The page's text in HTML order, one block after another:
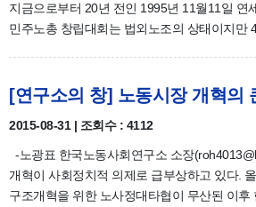
지금으로부터 20년 전인 1995년 11월11일 연
민주노총 창립대회는 법외노조의 상태이지만
2015-08-31 | 조회수 : 4112
-노광표 한국노동사회연구소 소장
개혁이 사회정치적 의제로 급부상하고 있다.
구조개혁을 위한 노사정대타협이 무산된 이후